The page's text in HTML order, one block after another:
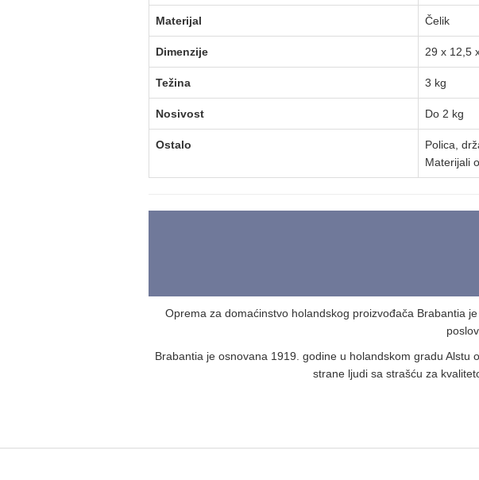
Materijal Čelik
Dimenzije 29 x 12,5
Težina 3 kg
Nosivost Do 2 kg
Ostalo
Polica,
Materijali
Oprema za domaćinstvo holandskog proizvođača Brabantia
Brabantia je osnovana 1919. godine u holandskom gradu
strane ljudi sa strašću za